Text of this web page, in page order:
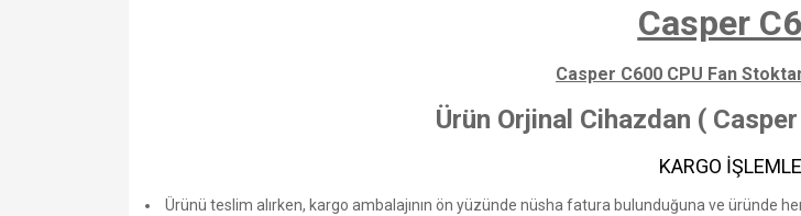
Casper
Casper C600 CPU Fan
Ürün Orjinal Cihazdan (
KARGO
Ürünü teslim alırken, kargo ambalajının ön yüzünde nüsha fatura bulunduğuna ve üründe